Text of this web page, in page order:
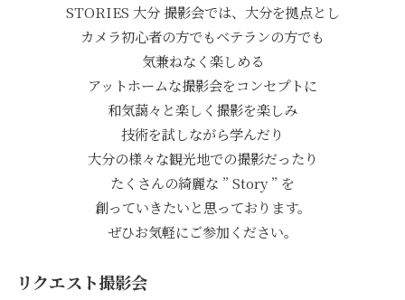
STORIES 大分 撮影会では、大分を拠点とし
カメラ初心者の方でもベテランの方でも
気兼ねなく楽しめる
アットホームな撮影会をコンセプトに
和気藹々と楽しく撮影を楽しみ
技術を試しながら学んだり
大分の様々な観光地での撮影だったり
たくさんの綺麗な ” Story ” を
創っていきたいと思っております。
ぜひお気軽にご参加ください。
リクエスト撮影会